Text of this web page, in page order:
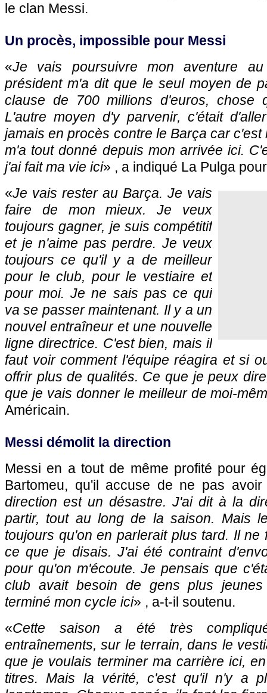
le clan Messi.
Un procès, impossible pour Messi
«Je vais poursuivre mon aventure
président m'a dit que le seul moyen de
clause de 700 millions d'euros, chose
L'autre moyen d'y parvenir, c'était
jamais en procès contre le Barça car c'est
m'a tout donné depuis mon arrivée ici.
j'ai fait ma vie ici» , a indiqué La Pulga
«Je vais rester au Barça. Je vais
faire de mon mieux. Je veux
toujours gagner, je suis compétitif
et je n'aime pas perdre. Je veux
toujours ce qu'il y a de meilleur
pour le club, pour le vestiaire et
pour moi. Je ne sais pas ce qui
va se passer maintenant. Il y a un
nouvel entraîneur et une nouvelle
ligne directrice. C'est bien, mais il
faut voir comment l'équipe réagira et si
offrir plus de qualités. Ce que je peux
que je vais donner le meilleur de moi-
Américain.
Messi démolit la direction
Messi en a tout de même profité pour
Bartomeu, qu'il accuse de ne pas
direction est un désastre. J'ai dit à la
partir, tout au long de la saison. Mais
toujours qu'on en parlerait plus tard. Il ne
ce que je disais. J'ai été contraint
pour qu'on m'écoute. Je pensais que
club avait besoin de gens plus
terminé mon cycle ici» , a-t-il soutenu.
«Cette saison a été très
entraînements, sur le terrain, dans le
que je voulais terminer ma carrière ici,
titres. Mais la vérité, c'est qu'il n'y a